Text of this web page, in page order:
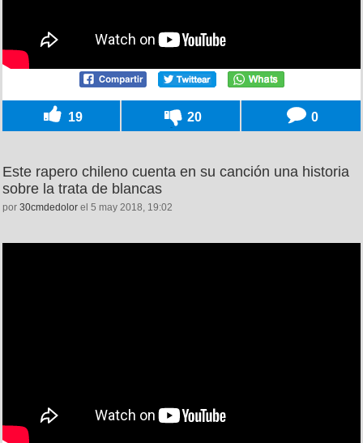
19 20 0
Este rapero chileno cuenta en su canción una historia
sobre la trata de blancas
por 30cmdedolor el 5 may 2018, 19:02